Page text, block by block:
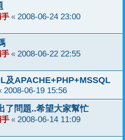
手 « 2008-06-24 23:00
手 « 2008-06-22 22:55
及APACHE+PHP+MSSQL
2008-06-19 15:56
了問題..希望大家幫忙
手 « 2008-06-14 11:09